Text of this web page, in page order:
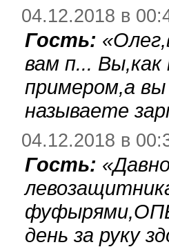
04.12.2018 в
Гость: «
вам п...
примером,а вы
называете
04.12.2018 в
Гость: «
день за руку